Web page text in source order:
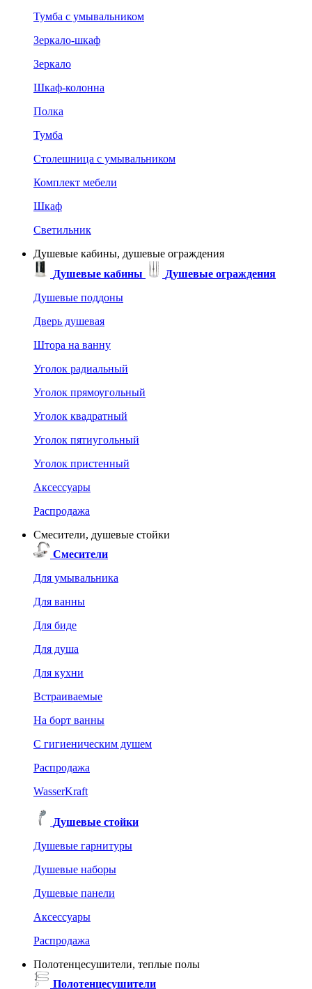
Тумба с умывальником
Зеркало-шкаф
Зеркало
Шкаф-колонна
Полка
Тумба
Столешница с умывальником
Комплект мебели
Шкаф
Светильник
Душевые кабины, душевые ограждения
Душевые кабины
Душевые ограждения
Душевые поддоны
Дверь душевая
Штора на ванну
Уголок радиальный
Уголок прямоугольный
Уголок квадратный
Уголок пятиугольный
Уголок пристенный
Аксессуары
Распродажа
Смесители, душевые стойки
Смесители
Для умывальника
Для ванны
Для биде
Для душа
Для кухни
Встраиваемые
На борт ванны
C гигиеническим душем
Распродажа
WasserKraft
Душевые стойки
Душевые гарнитуры
Душевые наборы
Душевые панели
Аксессуары
Распродажа
Полотенцесушители, теплые полы
Полотенцесушители